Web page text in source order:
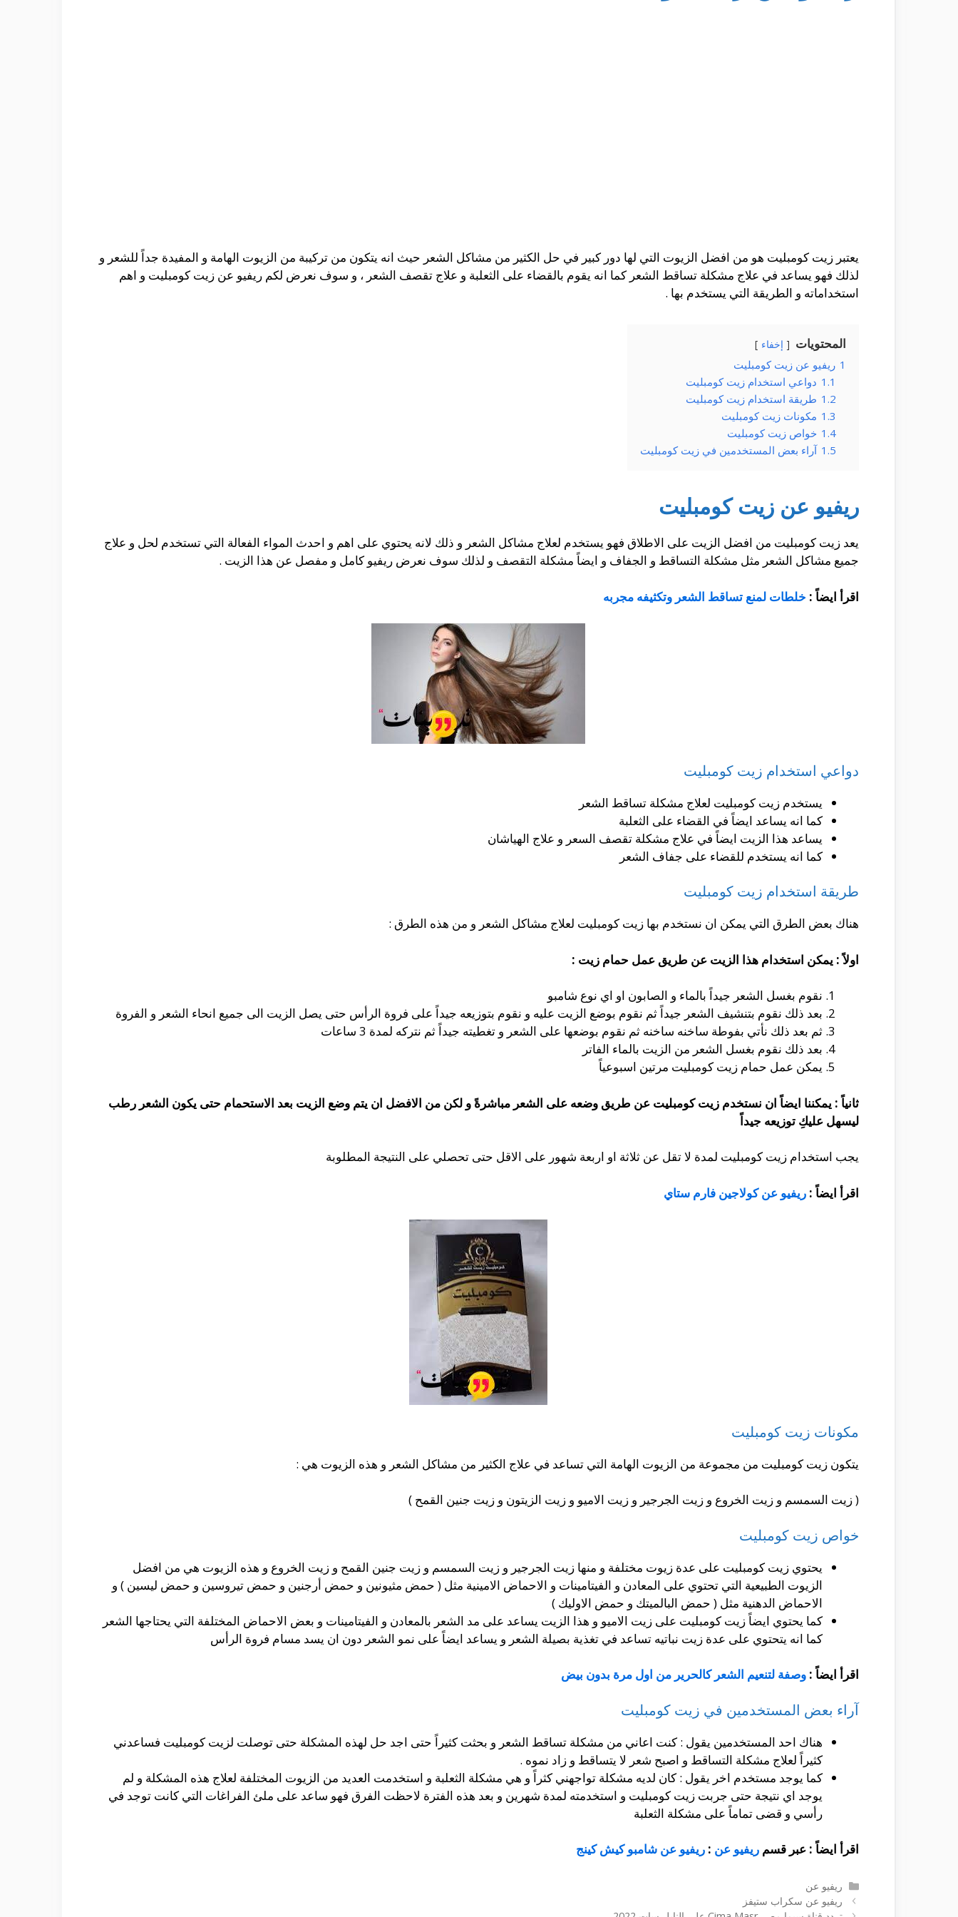
يعتبر زيت كومبليت هو من افضل الزيوت التي لها دور كبير في حل الكثير من مشاكل الشعر حيث انه يتكون من تركيبة من الزيوت الهامة و المفيدة جداً للشعر و
لذلك فهو يساعد في علاج مشكلة تساقط الشعر كما انه يقوم بالقضاء على الثعلبة و علاج تقصف الشعر ، و سوف نعرض لكم ريفيو عن زيت كومبليت و اهم
استخداماته و الطريقة التي يستخدم بها .
المحتويات إخفاء
1 ريفيو عن زيت كومبليت
1.1 دواعي استخدام زيت كومبليت
1.2 طريقة استخدام زيت كومبليت
1.3 مكونات زيت كومبليت
1.4 خواص زيت كومبليت
1.5 آراء بعض المستخدمين في زيت كومبليت
ريفيو عن زيت كومبليت
يعد زيت كومبليت من افضل الزيت على الاطلاق فهو يستخدم لعلاج مشاكل الشعر و ذلك لانه يحتوي على اهم و احدث المواء الفعالة التي تستخدم لحل و علاج
جميع مشاكل الشعر مثل مشكلة التساقط و الجفاف و ايضاً مشكلة التقصف و لذلك سوف نعرض ريفيو كامل و مفصل عن هذا الزيت .
اقرأ ايضاً : خلطات لمنع تساقط الشعر وتكثيفه مجربه
دواعي استخدام زيت كومبليت
يستخدم زيت كومبليت لعلاج مشكلة تساقط الشعر
كما انه يساعد ايضاً في القضاء على الثعلبة
يساعد هذا الزيت ايضاً في علاج مشكلة تقصف السعر و علاج الهياشان
كما انه يستخدم للقضاء على جفاف الشعر
طريقة استخدام زيت كومبليت
هناك بعض الطرق التي يمكن ان نستخدم بها زيت كومبليت لعلاج مشاكل الشعر و من هذه الطرق :
اولاً : يمكن استخدام هذا الزيت عن طريق عمل حمام زيت :
نقوم بغسل الشعر جيداً بالماء و الصابون او اي نوع شامبو
بعد ذلك نقوم بتنشيف الشعر جيداً ثم نقوم بوضع الزيت عليه و نقوم بتوزيعه جيداً على فروة الرأس حتى يصل الزيت الى جميع انحاء الشعر و الفروة
ثم بعد ذلك نأتي بفوطة ساخنه ساخنه ثم نقوم بوضعها على الشعر و تغطيته جيداً ثم نتركه لمدة 3 ساعات
بعد ذلك نقوم بغسل الشعر من الزيت بالماء الفاتر
يمكن عمل حمام زيت كومبليت مرتين اسبوعياً
ثانياً : يمكننا ايضاً ان نستخدم زيت كومبليت عن طريق وضعه على الشعر مباشرةً و لكن من الافضل ان يتم وضع الزيت بعد الاستحمام حتى يكون الشعر رطب
ليسهل عليكِ توزيعه جيداً
يجب استخدام زيت كومبليت لمدة لا تقل عن ثلاثة او اربعة شهور على الاقل حتى تحصلي على النتيجة المطلوبة
اقرأ ايضاً : ريفيو عن كولاجين فارم ستاي
مكونات زيت كومبليت
يتكون زيت كومبليت من مجموعة من الزيوت الهامة التي تساعد في علاج الكثير من مشاكل الشعر و هذه الزيوت هي :
( زيت السمسم و زيت الخروع و زيت الجرجير و زيت الاميو و زيت الزيتون و زيت جنين القمح )
خواص زيت كومبليت
يحتوي زيت كومبليت على عدة زيوت مختلفة و منها زيت الجرجير و زيت السمسم و زيت جنين القمح و زيت الخروع و هذه الزيوت هي من افضل
الزيوت الطبيعية التي تحتوي على المعادن و الفيتامينات و الاحماض الامينية مثل ( حمض مثيونين و حمض أرجنين و حمض تيروسين و حمض ليسين ) و
الاحماض الدهنية مثل ( حمض البالميتك و حمض الاوليك )
كما يحتوي ايضاً زيت كومبليت على زيت الاميو و هذا الزيت يساعد على مد الشعر بالمعادن و الفيتامينات و بعض الاحماض المختلفة التي يحتاجها الشعر
كما انه يتحتوي على عدة زيت نباتيه تساعد في تغذية بصيلة الشعر و يساعد ايضاً على نمو الشعر دون ان يسد مسام فروة الرأس
اقرأ ايضاً : وصفة لتنعيم الشعر كالحرير من اول مرة بدون بيض
آراء بعض المستخدمين في زيت كومبليت
هناك احد المستخدمين يقول : كنت اعاني من مشكلة تساقط الشعر و بحثت كثيراً حتى اجد حل لهذه المشكلة حتى توصلت لزيت كومبليت فساعدني
كثيراً لعلاج مشكلة التساقط و اصبح شعر لا يتساقط و زاد نموه .
كما يوجد مستخدم اخر يقول : كان لديه مشكلة تواجهني كثراً و هي مشكلة الثعلبة و استخدمت العديد من الزيوت المختلفة لعلاج هذه المشكلة و لم
يوجد اي نتيجة حتى جربت زيت كومبليت و استخدمته لمدة شهرين و بعد هذه الفترة لاحظت الفرق فهو ساعد على ملئ الفراغات التي كانت توجد في
رأسي و قضى تماماً على مشكلة الثعلبة
اقرأ ايضاً : عبر قسم ريفيو عن : ريفيو عن شامبو كيش كينج
التصنيفات
ريفيو عن
ريفيو عن سكراب ستيفز